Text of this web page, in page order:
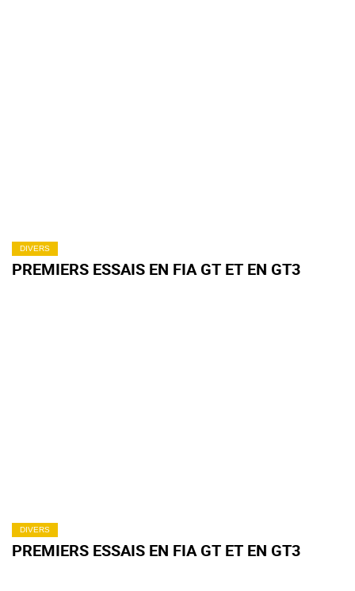
DIVERS
PREMIERS ESSAIS EN FIA GT ET EN GT3
DIVERS
PREMIERS ESSAIS EN FIA GT ET EN GT3